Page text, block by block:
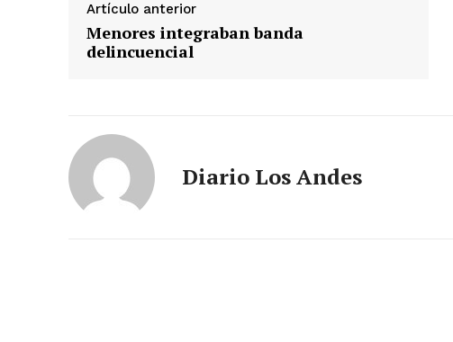
Artículo anterior
Menores integraban banda
delincuencial
Diario Los Andes